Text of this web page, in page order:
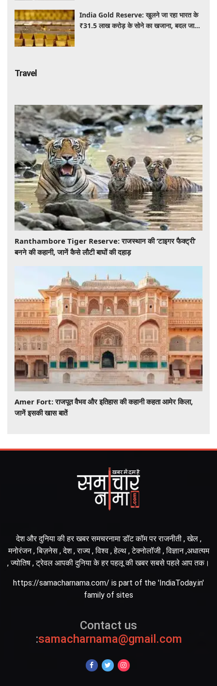
India Gold Reserve: खुलने जा रहा भारत के
₹31.5 लाख करोड़ के सोने का खजाना, बदल जाएगा
Travel
Ranthambore Tiger Reserve: राजस्थान की ‘टाइगर फैक्ट्री’
बनने की कहानी, जानें कैसे लौटी बाघों की दहाड़
Amer Fort: राजपूत वैभव और इतिहास की कहानी कहता आमेर किला,
जानें इसकी खास बातें
देश और दुनिया की हर खबर समचरनामा डॉट कॉम पर राजनीती , खेल ,
मनोरंजन , बिज़नेस , देश , राज्य , विश्व , हेल्थ , टेक्नोलॉजी , विज्ञान ,अधात्यम
, ज्योतिष , ट्रेवल आपकी दुनिया के हर पहलू की खबर सबसे पहले आप तक।
https://samacharnama.com/ is part of the 'IndiaToday.in'
family of sites
Contact us
:samacharnama@gmail.com